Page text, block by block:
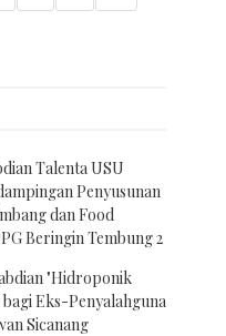
Talenta USU
Penyusunan
dan Food
Beringin Tembung 2
"Hidroponik
Eks-Penyalahguna
Sicanang